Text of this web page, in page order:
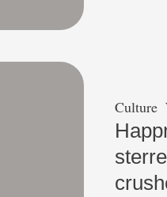
Culture